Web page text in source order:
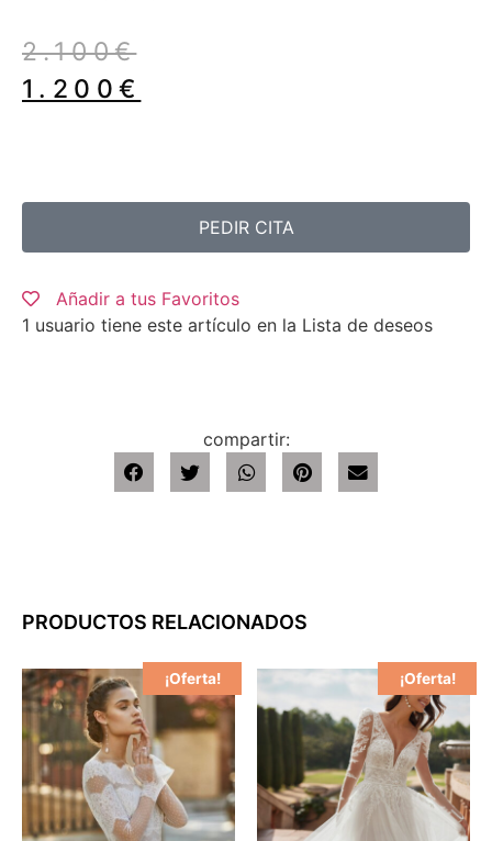
2.100€
1.200 €
PEDIR CITA
Añadir a tus Favoritos
1 usuario tiene este artículo en la Lista de deseos
compartir:
PRODUCTOS RELACIONADOS
¡Oferta! ¡Oferta!